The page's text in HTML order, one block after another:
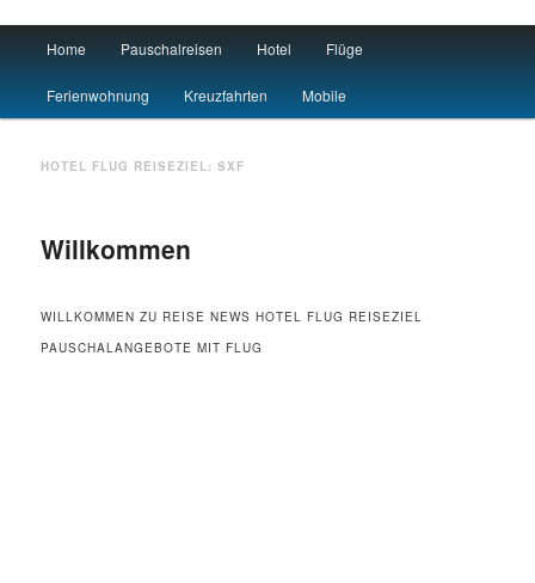
Urlaub
Skip to primary content
Skip to secondary content
Home Pauschalreisen Hotel Flüge
Ferienwohnung Kreuzfahrten Mobile
HOTEL FLUG REISEZIEL:SXF
Willkommen
WILLKOMMEN ZU REISE NEWS HOTEL FLUG REISEZIEL
PAUSCHALANGEBOTE MIT FLUG